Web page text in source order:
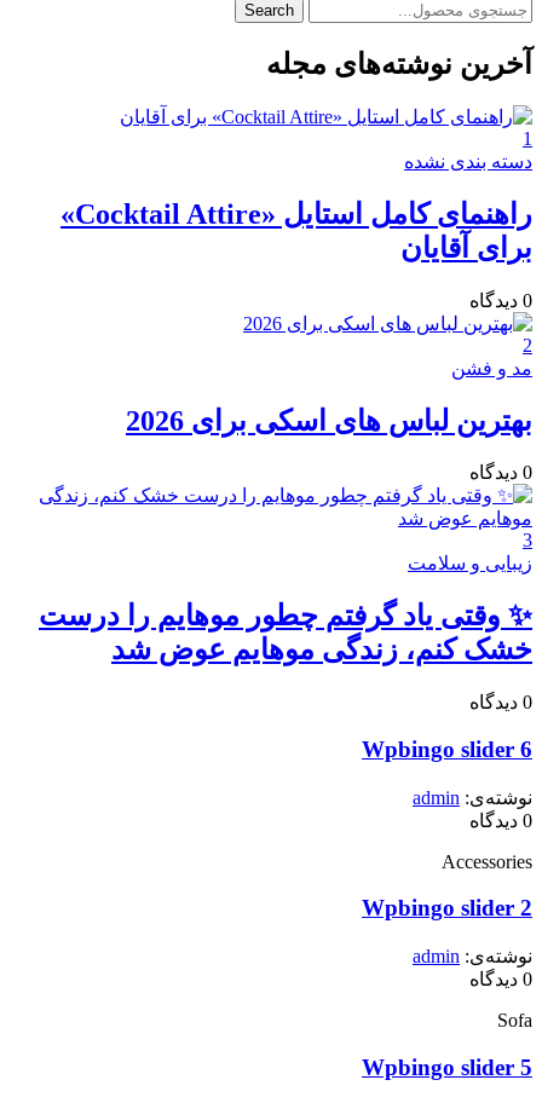
Search
آخرین نوشته‌های مجله
1
دسته بندی نشده
راهنمای کامل استایل «Cocktail Attire»
برای آقایان
0 دیدگاه‌
2
مد و فشن
بهترین لباس های اسکی برای 2026
0 دیدگاه‌
3
زیبایی و سلامت
✨ وقتی یاد گرفتم چطور موهایم را درست
خشک کنم، زندگی موهایم عوض شد
0 دیدگاه‌
Wpbingo slider 6
نوشته‌ی: admin
0 دیدگاه
Accessories
Wpbingo slider 2
نوشته‌ی: admin
0 دیدگاه
Sofa
Wpbingo slider 5